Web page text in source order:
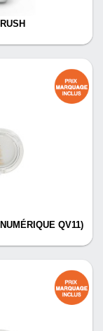
QV11)